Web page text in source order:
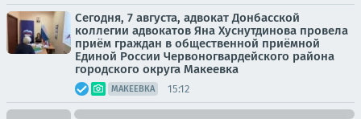
Сегодня, 7 августа, адвокат Донбасской
коллегии адвокатов Яна Хуснутдинова провела
приём граждан в общественной приёмной
Единой России Червоногвардейского района
городского округа Макеевка
МАКЕЕВКА 15:12